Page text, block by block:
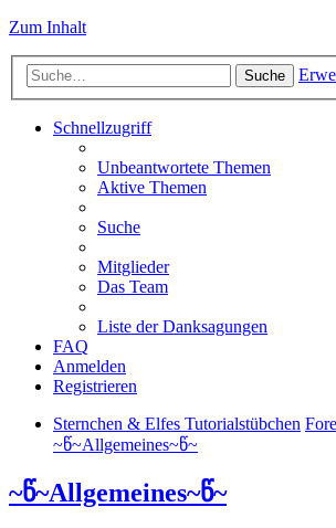
Zum Inhalt
Suche
Schnellzugriff
Unbeantwortete Themen
Aktive Themen
Suche
Mitglieder
Das Team
Liste der Danksagungen
FAQ
Anmelden
Registrieren
Sternchen & Elfes Tutorialstübchen
~წ~Allgemeines~წ~
~წ~Allgemeines~წ~